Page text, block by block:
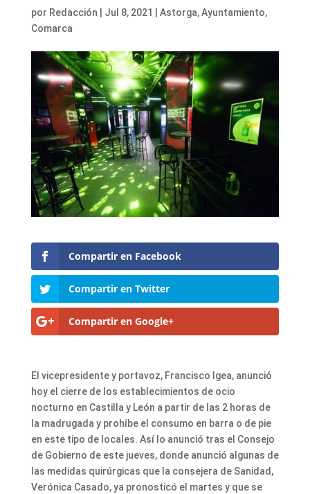
por Redacción Jul 8, 2021 Astorga,Ayuntamiento,
Comarca
Compartir en Facebook
Compartir en Twitter
Compartir en Google+
El vicepresidente y portavoz, Francisco Igea, anunció
hoy el cierre de los establecimientos de ocio
nocturno en Castilla y León a partir de las 2 horas de
la madrugada y prohíbe el consumo en barra o de pie
en este tipo de locales. Así lo anunció tras el Consejo
de Gobierno de este jueves, donde anunció algunas de
las medidas quirúrgicas que la consejera de Sanidad,
Verónica Casado, ya pronosticó el martes y que se